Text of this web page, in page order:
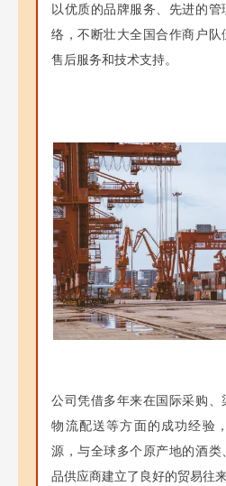
以优质的品牌服务、先进的
络，不断壮大全国合作商户
售后服务和技术支持。
公司凭借多年来在国际采购、
物流配送等方面的成功经验
源，与全球多个原产地的酒
品供应商建立了良好的贸易往来